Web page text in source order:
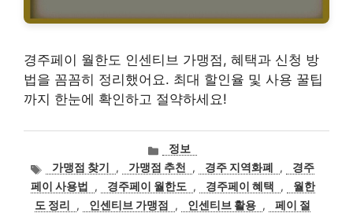
경주페이 월한도 인센티브 가맹점, 혜택과 신청 방
법을 꼼꼼히 정리했어요. 최대 할인율 및 사용 꿀팁
까지 한눈에 확인하고 절약하세요!
카
테
고
리
정보
태
그
가맹점 찾기 , 가맹점 추천 , 경주 지역화폐 ,
경주
페이 사용법
, 경주페이 월한도 , 경주페이 혜택 ,
월한
도 정리
, 인센티브 가맹점 , 인센티브 활용 ,
페이 절